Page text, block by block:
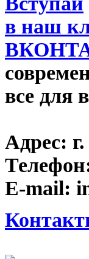
в наш
все для
Адрес:
E-mail: